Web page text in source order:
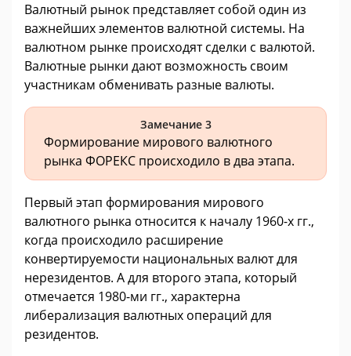
Валютный рынок представляет собой один из
важнейших элементов валютной системы. На
валютном рынке происходят сделки с валютой.
Валютные рынки дают возможность своим
участникам обменивать разные валюты.
Замечание 3
Формирование мирового валютного
рынка ФОРЕКС происходило в два этапа.
Первый этап формирования мирового
валютного рынка относится к началу 1960-х гг.,
когда происходило расширение
конвертируемости национальных валют для
нерезидентов. А для второго этапа, который
отмечается 1980-ми гг., характерна
либерализация валютных операций для
резидентов.